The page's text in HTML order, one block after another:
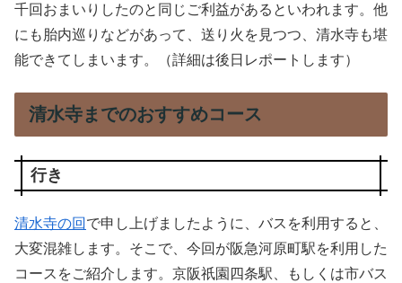
千回おまいりしたのと同じご利益があるといわれます。他
にも胎内巡りなどがあって、送り火を見つつ、清水寺も堪
能できてしまいます。（詳細は後日レポートします）
清水寺までのおすすめコース
行き
清水寺の回 で申し上げましたように、バスを利用すると、
大変混雑します。そこで、今回が阪急河原町駅を利用した
コースをご紹介します。京阪祇園四条駅、もしくは市バス